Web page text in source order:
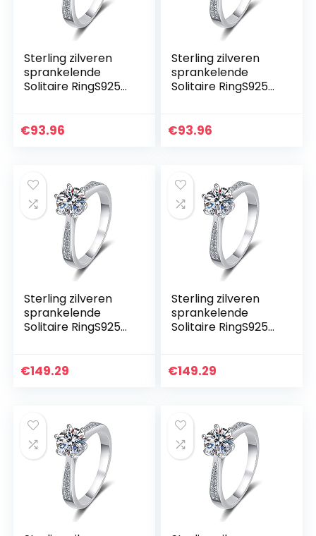
Sterling zilveren
sprankelende
Solitaire RingS925
moissanite
carat custom
€93.96
Sterling zilveren
sprankelende
Solitaire RingS925
moissanite
carat silver
€93.96
Sterling zilveren
sprankelende
Solitaire RingS925
moissanite
carat custom
€149.29
Sterling zilveren
sprankelende
Solitaire RingS925
moissanite
carat silver
€149.29